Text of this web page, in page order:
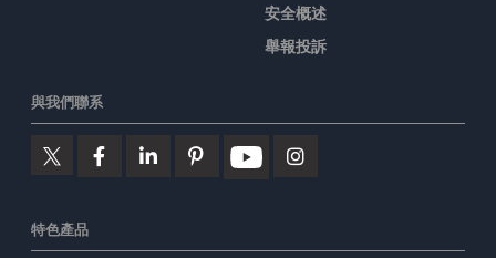
安全概述
舉報投訴
與我們聯系
特色產品